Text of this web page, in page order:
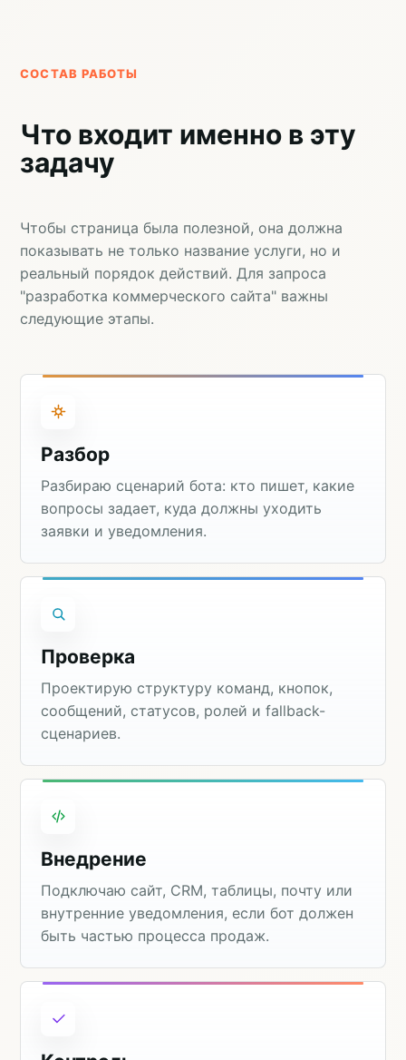
СОСТАВ РАБОТЫ
Что входит именно в эту
задачу
Чтобы страница была полезной, она должна
показывать не только название услуги, но и
реальный порядок действий. Для запроса
"разработка коммерческого сайта" важны
следующие этапы.
Разбор
Разбираю сценарий бота: кто пишет, какие
вопросы задает, куда должны уходить
заявки и уведомления.
Проверка
Проектирую структуру команд, кнопок,
сообщений, статусов, ролей и fallback-
сценариев.
Внедрение
Подключаю сайт, CRM, таблицы, почту или
внутренние уведомления, если бот должен
быть частью процесса продаж.